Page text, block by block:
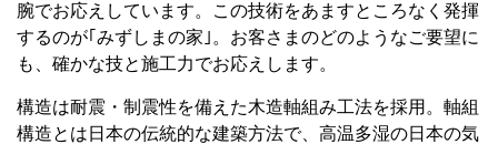
腕でお応えしています。この技術をあますところなく発揮
するのが｢みずしまの家｣。お客さまのどのようなご要望に
も、確かな技と施工力でお応えします。
構造は耐震・制震性を備えた木造軸組み工法を採用。軸組
構造とは日本の伝統的な建築方法で、高温多湿の日本の気